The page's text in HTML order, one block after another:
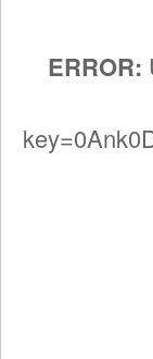
ERROR: